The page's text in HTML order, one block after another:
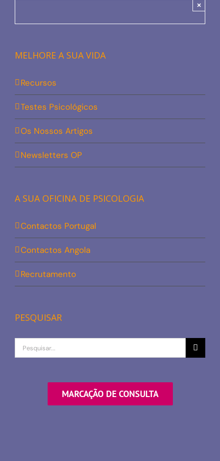
×
MELHORE A SUA VIDA
Recursos
Testes Psicológicos
Os Nossos Artigos
Newsletters OP
A SUA OFICINA DE PSICOLOGIA
Contactos Portugal
Contactos Angola
Recrutamento
PESQUISAR
Procurar
por
MARCAÇÃO DE CONSULTA